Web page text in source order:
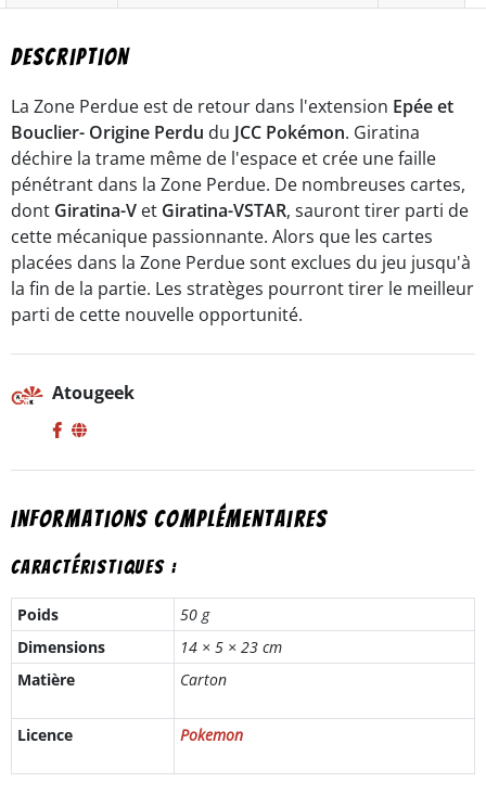
Description
La Zone Perdue est de retour dans l'extension Epée et
Bouclier- Origine Perdu du JCC Pokémon. Giratina
déchire la trame même de l'espace et crée une faille
pénétrant dans la Zone Perdue. De nombreuses cartes,
dont Giratina-V et Giratina-VSTAR, sauront tirer parti de
cette mécanique passionnante. Alors que les cartes
placées dans la Zone Perdue sont exclues du jeu jusqu'à
la fin de la partie. Les stratèges pourront tirer le meilleur
parti de cette nouvelle opportunité.
Atougeek
Informations complémentaires
Caractéristiques :
Poids
50 g
Dimensions
14 × 5 × 23 cm
Matière
Carton
Licence Pokemon